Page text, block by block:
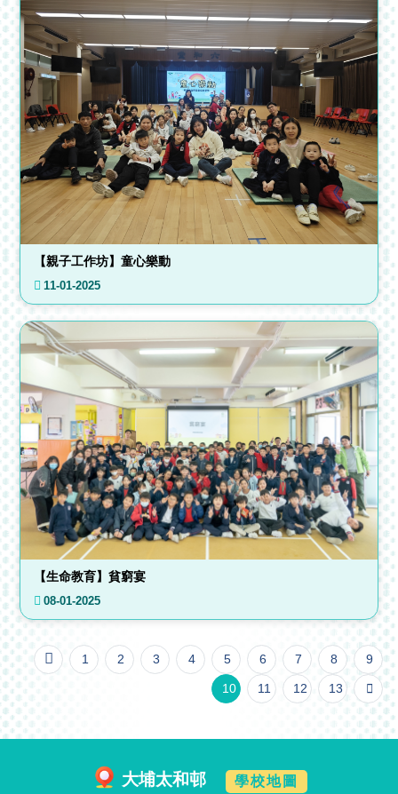
【親子工作坊】童心樂動
11-01-2025
【生命教育】貧窮宴
08-01-2025
1 2 3 4 5 6 7 8 9
10 11 12 13
大埔太和邨 學校地圖